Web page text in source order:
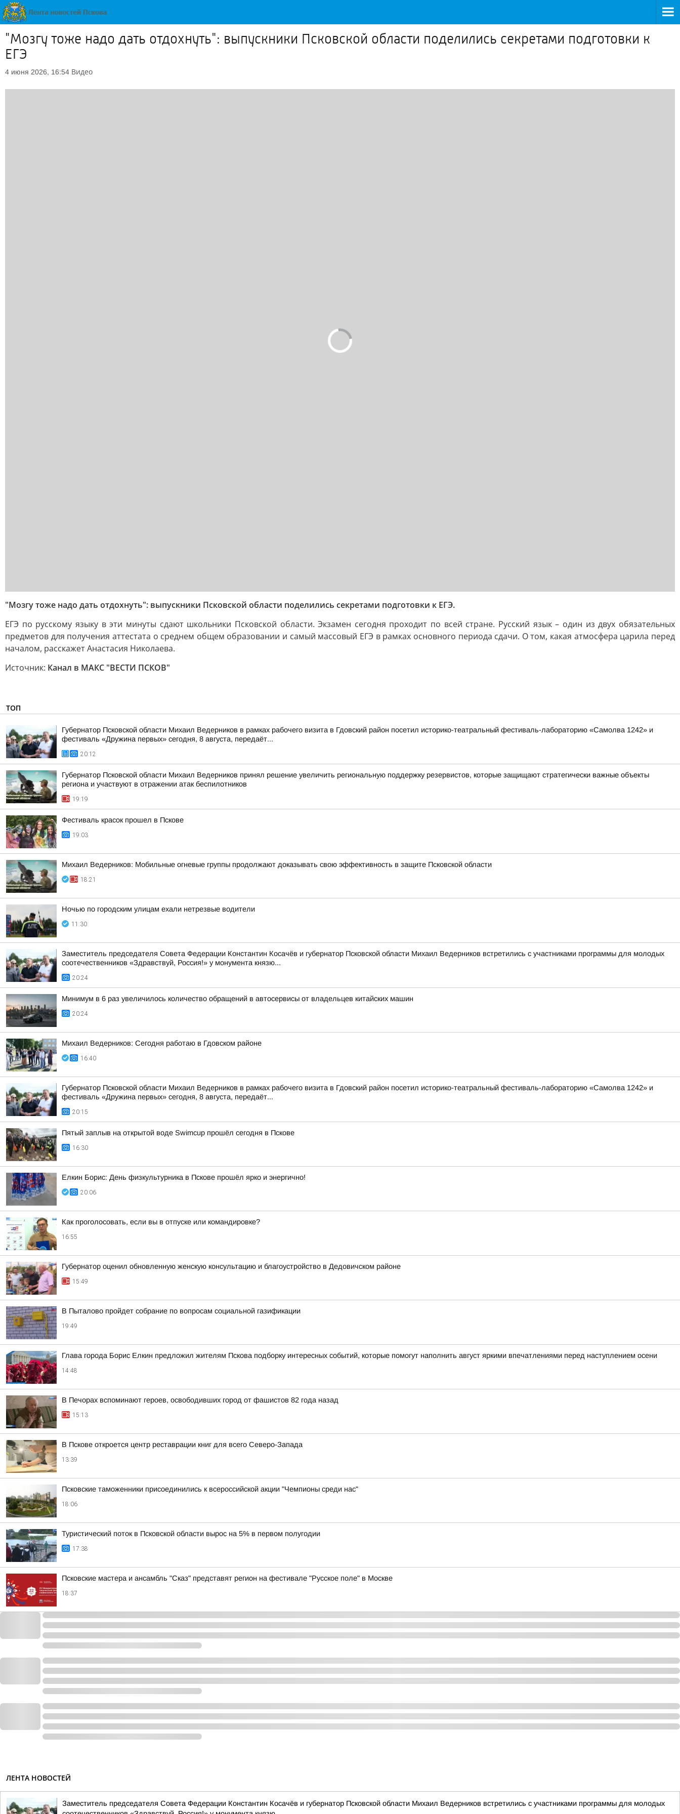
"Мозгу тоже надо дать отдохнуть": выпускники Псковской области поделились секретами подготовки к
ЕГЭ
4 июня 2026, 16:54 Видео
"Мозгу тоже надо дать отдохнуть": выпускники Псковской области поделились секретами подготовки к ЕГЭ.
ЕГЭ по русскому языку в эти минуты сдают школьники Псковской области. Экзамен сегодня проходит по всей стране. Русский язык – один из двух обязательных
предметов для получения аттестата о среднем общем образовании и самый массовый ЕГЭ в рамках основного периода сдачи. О том, какая атмосфера царила перед
началом, расскажет Анастасия Николаева.
Источник: Канал в МАКС "ВЕСТИ ПСКОВ"
ТОП
Губернатор Псковской области Михаил Ведерников в рамках рабочего визита в Гдовский район посетил историко-театральный фестиваль-лабораторию «Самолва 1242» и
фестиваль «Дружина первых» сегодня, 8 августа, передаёт...
20:12
Губернатор Псковской области Михаил Ведерников принял решение увеличить региональную поддержку резервистов, которые защищают стратегически важные объекты
региона и участвуют в отражении атак беспилотников
19:19
Фестиваль красок прошел в Пскове
19:03
Михаил Ведерников: Мобильные огневые группы продолжают доказывать свою эффективность в защите Псковской области
18:21
Ночью по городским улицам ехали нетрезвые водители
11:30
Заместитель председателя Совета Федерации Константин Косачёв и губернатор Псковской области Михаил Ведерников встретились с участниками программы для молодых
соотечественников «Здравствуй, Россия!» у монумента князю...
20:24
Минимум в 6 раз увеличилось количество обращений в автосервисы от владельцев китайских машин
20:24
Михаил Ведерников: Сегодня работаю в Гдовском районе
16:40
Губернатор Псковской области Михаил Ведерников в рамках рабочего визита в Гдовский район посетил историко-театральный фестиваль-лабораторию «Самолва 1242» и
фестиваль «Дружина первых» сегодня, 8 августа, передаёт...
20:15
Пятый заплыв на открытой воде Swimcup прошёл сегодня в Пскове
16:30
Елкин Борис: День физкультурника в Пскове прошёл ярко и энергично!
20:06
Как проголосовать, если вы в отпуске или командировке?
16:55
Губернатор оценил обновленную женскую консультацию и благоустройство в Дедовичском районе
15:49
В Пыталово пройдет собрание по вопросам социальной газификации
19:49
Глава города Борис Елкин предложил жителям Пскова подборку интересных событий, которые помогут наполнить август яркими впечатлениями перед наступлением осени
14:48
В Печорах вспоминают героев, освободивших город от фашистов 82 года назад
15:13
В Пскове откроется центр реставрации книг для всего Северо-Запада
13:39
Псковские таможенники присоединились к всероссийской акции "Чемпионы среди нас"
18:06
Туристический поток в Псковской области вырос на 5% в первом полугодии
17:38
Псковские мастера и ансамбль "Сказ" представят регион на фестивале "Русское поле" в Москве
18:37
ЛЕНТА НОВОСТЕЙ
Заместитель председателя Совета Федерации Константин Косачёв и губернатор Псковской области Михаил Ведерников встретились с участниками программы для молодых